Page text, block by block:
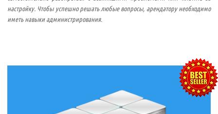
настройку. Чтобы успешно решать любые вопросы, арендатору необходимо
иметь навыки администрирования.